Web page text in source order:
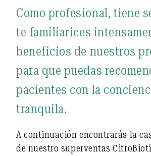
Como profesional, tiene
te familiarices
beneficios de nuestros
para que puedas
pacientes con la
tranquila.
A continuación encontrarás la
de nuestro superventas